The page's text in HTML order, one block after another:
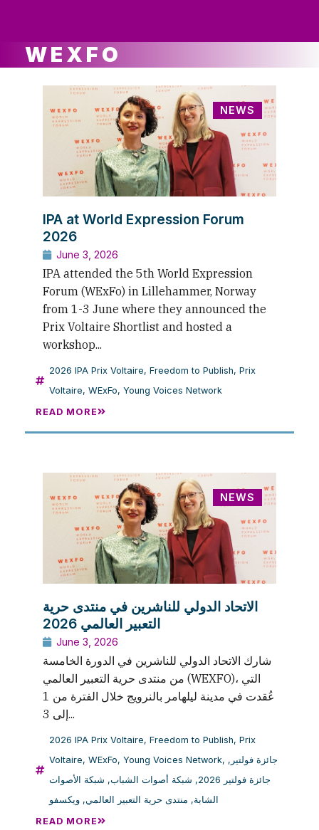
WEXFO
NEWS
IPA at World Expression Forum
2026
June 3, 2026
IPA attended the 5th World Expression
Forum (WExFo) in Lillehammer, Norway
from 1-3 June where they announced the
Prix Voltaire Shortlist and hosted a
workshop...
2026 IPA Prix Voltaire, Freedom to Publish, Prix
Voltaire, WExFo, Young Voices Network
READ MORE
NEWS
الاتحاد الدولي للناشرين في منتدى حرية
التعبير العالمي 2026
June 3, 2026
شارك الاتحاد الدولي للناشرين في الدورة الخامسة
من منتدى حرية التعبير العالمي (WEXFO)، التي
عُقدت في مدينة ليلهامر بالنرويج خلال الفترة من 1
إلى 3...
2026 IPA Prix Voltaire, Freedom to Publish, Prix
Voltaire, WExFo, Young Voices Network, جائزة فولتير ,
جائزة فولتير 2026
, شبكة أصوات الشباب, شبكة الأصوات
الشابة, منتدى حرية التعبير العالمي, ويكسفو
READ MORE